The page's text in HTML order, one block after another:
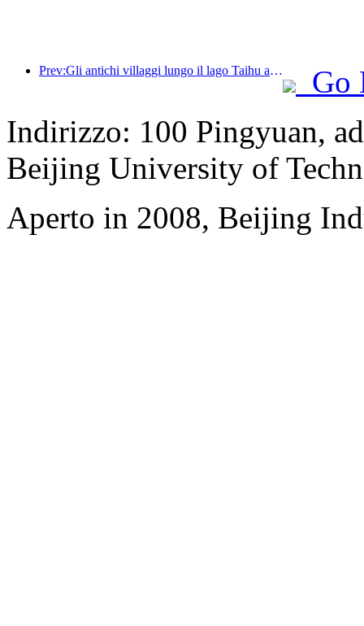
Prev:Gli antichi villaggi lungo il lago Taihu a Huzhou, nella provincia dello Zhejiang, hanno avviato lavori di ristrutturazione e ammodernamento, con un investimento di quasi 1 miliardo di yuan.
Go
Indirizzo: 100 Pingyuan,
Beijing University of
Aperto in 2008, Beijing